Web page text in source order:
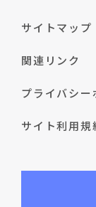
サイトマップ
関連リンク
プライバシー
サイト利用規